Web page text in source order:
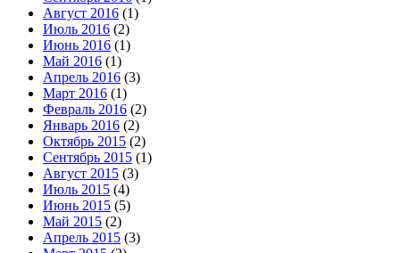
Август 2016 (1)
Июль 2016 (2)
Июнь 2016 (1)
Май 2016 (1)
Апрель 2016 (3)
Март 2016 (1)
Февраль 2016 (2)
Январь 2016 (2)
Октябрь 2015 (2)
Сентябрь 2015 (1)
Август 2015 (3)
Июль 2015 (4)
Июнь 2015 (5)
Май 2015 (2)
Апрель 2015 (3)